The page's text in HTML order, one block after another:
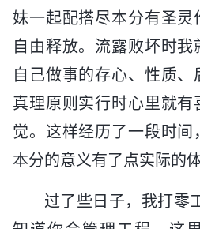
妹一起配搭尽本分有圣灵
自由释放。流露败坏时
自己做事的存心、性质
真理原则实行时心里就
觉。这样经历了一段时
本分的意义有了点实际的体
过了些日子，我打零